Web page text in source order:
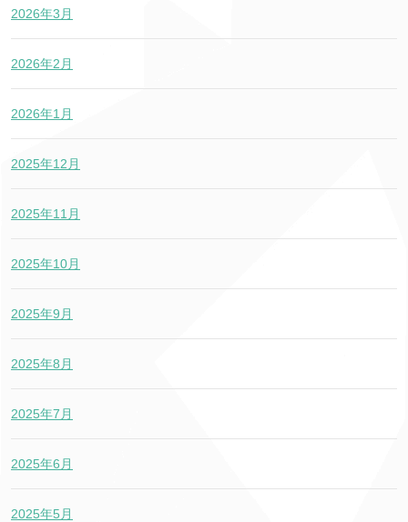
2026年3月
2026年2月
2026年1月
2025年12月
2025年11月
2025年10月
2025年9月
2025年8月
2025年7月
2025年6月
2025年5月